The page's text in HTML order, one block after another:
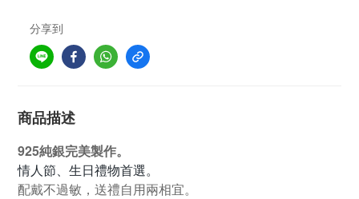
分享到
商品描述
925純銀完美製作。
情人節、生日禮物首選。
配戴不過敏，送禮自用兩相宜。